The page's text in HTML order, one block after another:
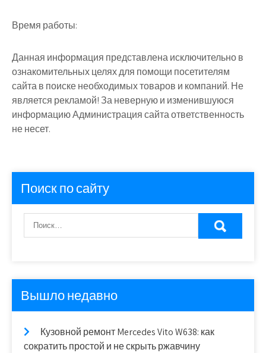
Время работы:
Данная информация представлена исключительно в
ознакомительных целях для помощи посетителям
сайта в поиске необходимых товаров и компаний. Не
является рекламой! За неверную и изменившуюся
информацию Администрация сайта ответственность
не несет.
Поиск по сайту
Вышло недавно
Кузовной ремонт Mercedes Vito W638: как
сократить простой и не скрыть ржавчину